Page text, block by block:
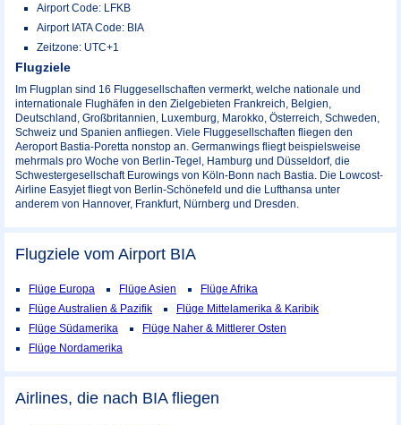
Airport Code: LFKB
Airport IATA Code: BIA
Zeitzone: UTC+1
Flugziele
Im Flugplan sind 16 Fluggesellschaften vermerkt, welche nationale und
internationale Flughäfen in den Zielgebieten Frankreich, Belgien,
Deutschland, Großbritannien, Luxemburg, Marokko, Österreich, Schweden,
Schweiz und Spanien anfliegen. Viele Fluggesellschaften fliegen den
Aeroport Bastia-Poretta nonstop an. Germanwings fliegt beispielsweise
mehrmals pro Woche von Berlin-Tegel, Hamburg und Düsseldorf, die
Schwestergesellschaft Eurowings von Köln-Bonn nach Bastia. Die Lowcost-
Airline Easyjet fliegt von Berlin-Schönefeld und die Lufthansa unter
anderem von Hannover, Frankfurt, Nürnberg und Dresden.
Flugziele vom Airport BIA
Flüge Europa Flüge Asien
Flüge Afrika
Flüge Australien & Pazifik
Flüge Mittelamerika & Karibik
Flüge Südamerika
Flüge Naher & Mittlerer Osten
Flüge Nordamerika
Airlines, die nach BIA fliegen